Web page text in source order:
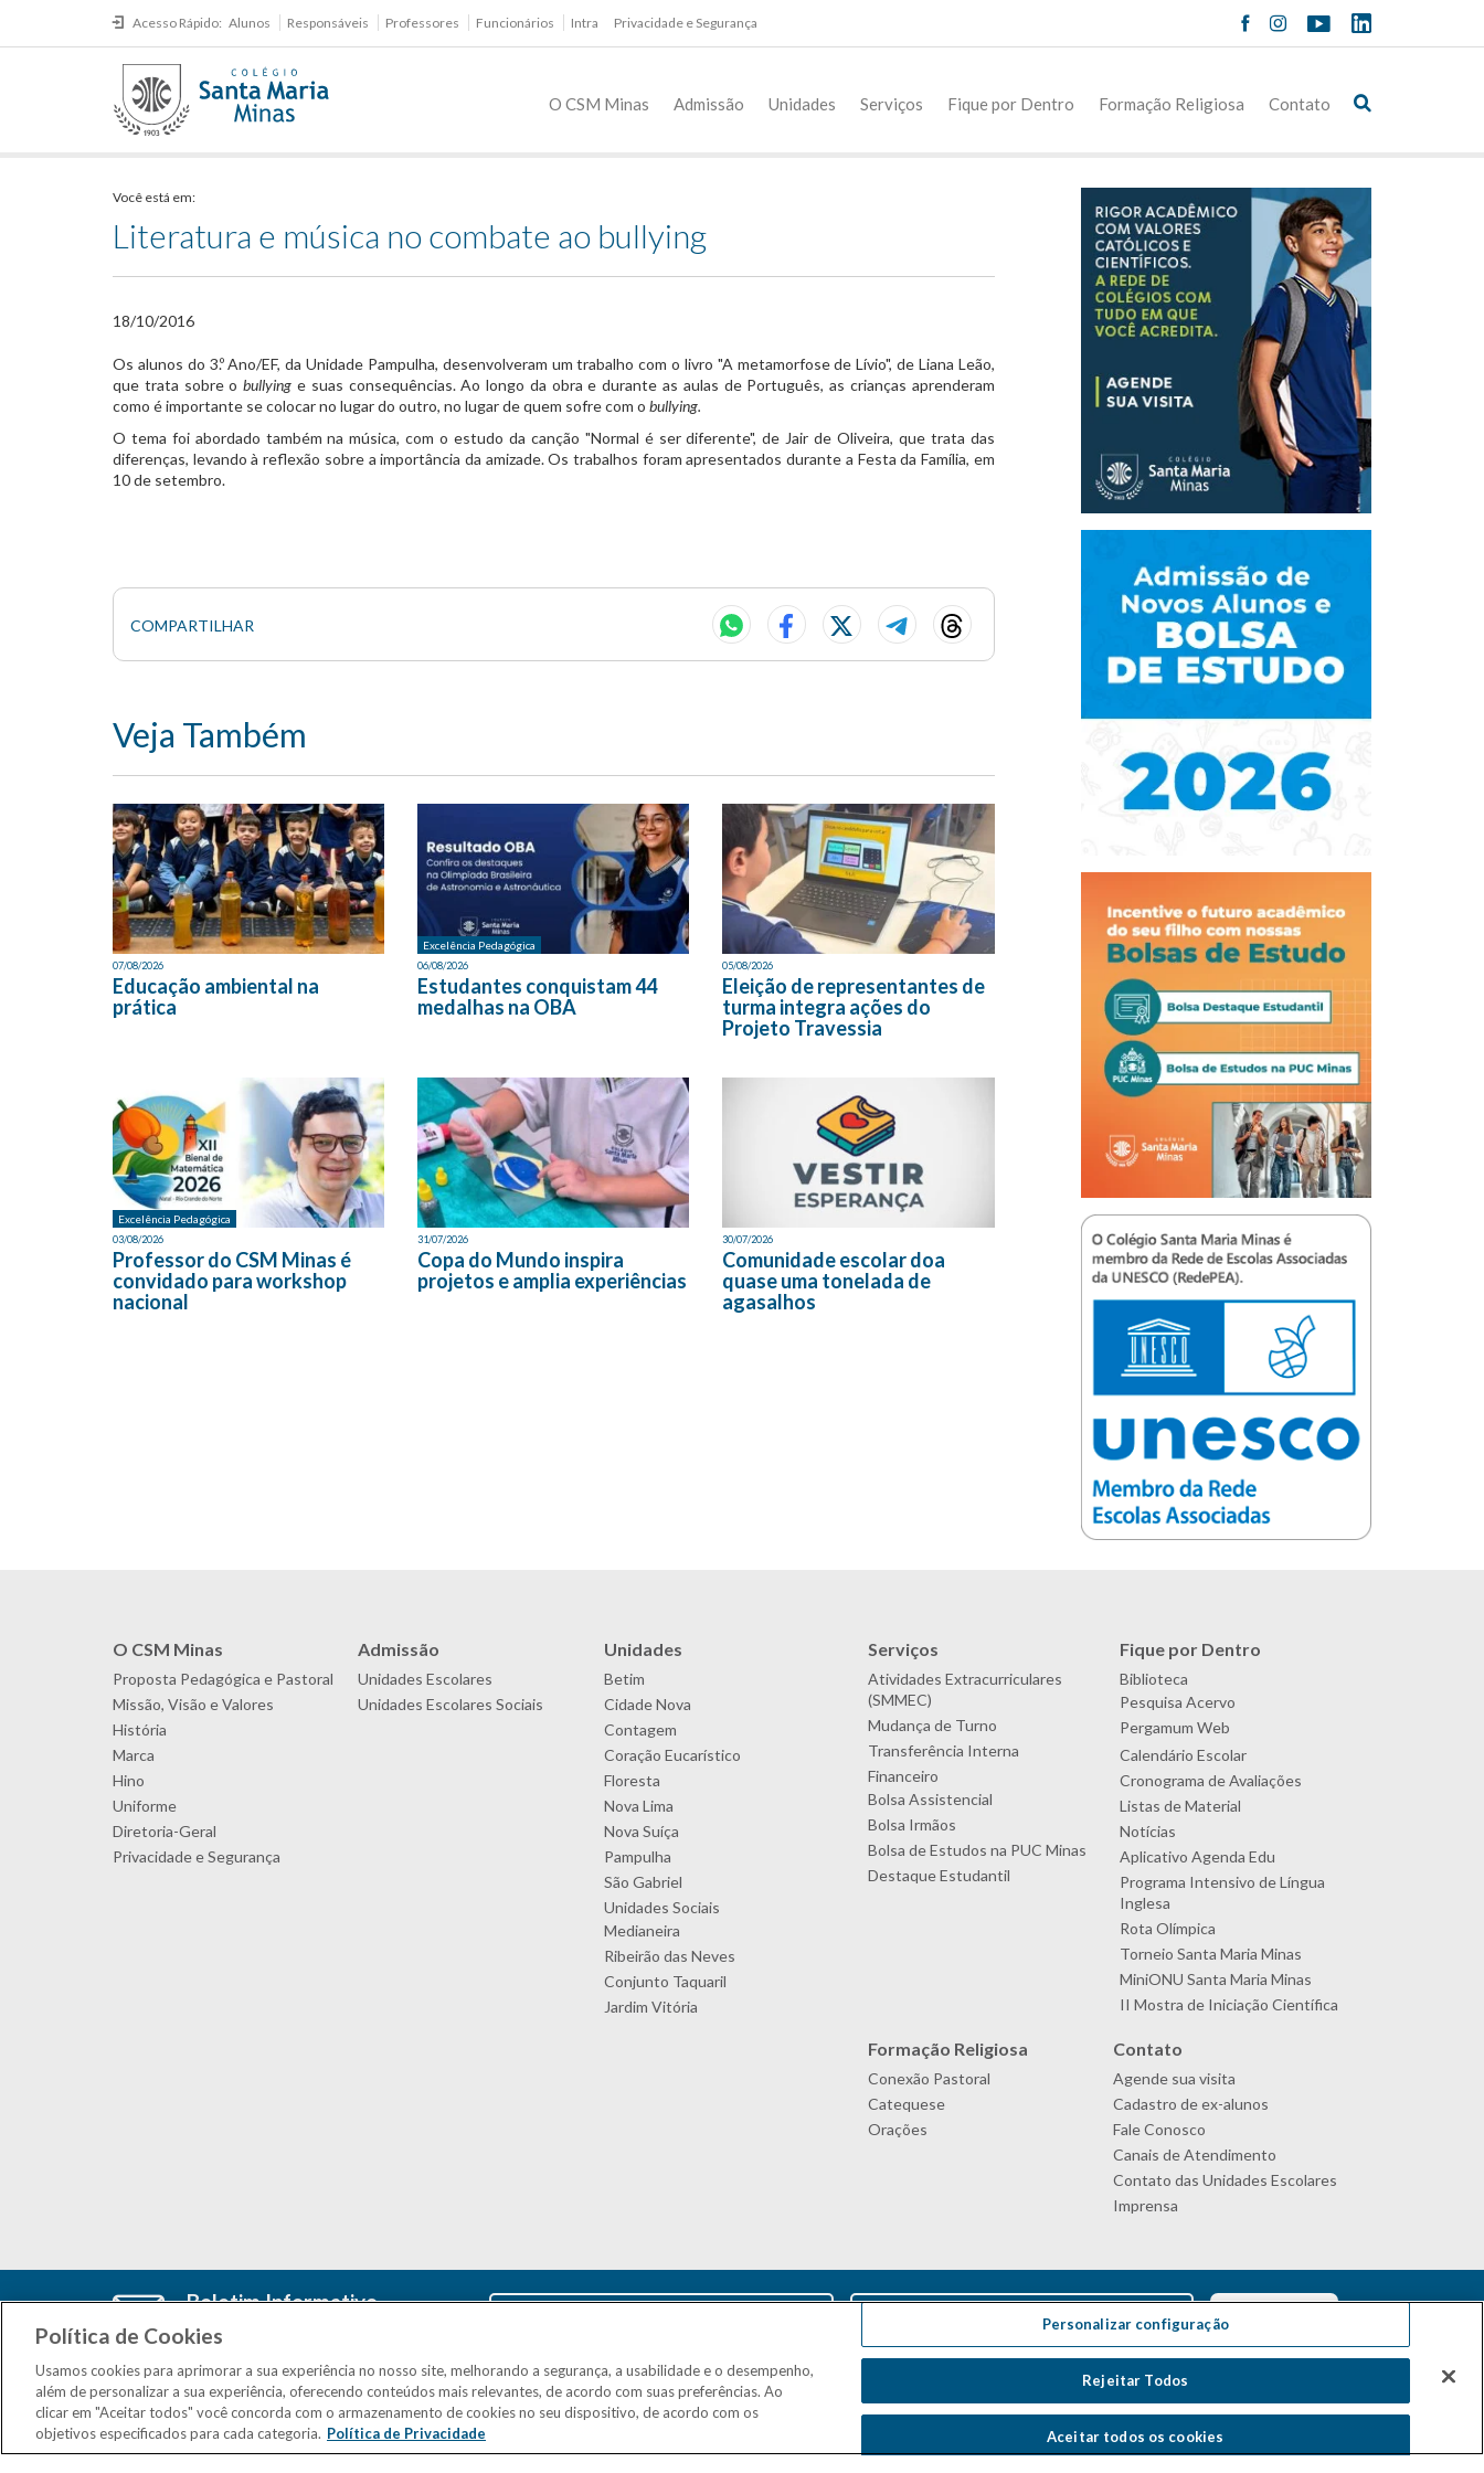
Acesso Rápido: Alunos Responsáveis Professores Funcionários Intra Privacidade e Segurança
O CSM Minas Admissão Unidades Serviços Fique por Dentro Formação Religiosa Contato
Você está em:
Literatura e música no combate ao bullying
18/10/2016
​Os alunos do 3.º Ano/EF, da Unidade Pampulha, desenvolveram um trabalho com o livro "A metamorfose de Lívio", de Liana Leão,
que trata sobre obullying e suas consequências. Ao longo da obra e durante as aulas de Português, as crianças aprenderam
como é importante se colocar no lugar do outro, no lugar de quem sofre com o bullying.
O tema foi abordado também na música, com o estudo da canção "Normal é ser diferente", de Jair de Oliveira, que trata das
diferenças, levando à reflexão sobre a importância da amizade. Os trabalhos foram apresentados durante a Festa da Família, em
10 de setembro.
COMPARTILHAR
Veja Também
07/08/2026
Educação ambiental na
prática
Excelência Pedagógica
06/08/2026
Estudantes conquistam 44
medalhas na OBA
05/08/2026
Eleição de representantes de
turma integra ações do
Projeto Travessia
Excelência Pedagógica
03/08/2026
Professor do CSM Minas é
convidado para workshop
nacional
31/07/2026
Copa do Mundo inspira
projetos e amplia experiências
30/07/2026
Comunidade escolar doa
quase uma tonelada de
agasalhos
O CSM Minas
Proposta Pedagógica e Pastoral
Missão, Visão e Valores
História
Marca
Hino
Uniforme
Diretoria-Geral
Privacidade e Segurança
Admissão
Unidades Escolares
Unidades Escolares Sociais
Unidades
Betim
Cidade Nova
Contagem
Coração Eucarístico
Floresta
Nova Lima
Nova Suíça
Pampulha
São Gabriel
Unidades Sociais
Medianeira
Ribeirão das Neves
Conjunto Taquaril
Jardim Vitória
Serviços
Atividades Extracurriculares
(SMMEC)
Mudança de Turno
Transferência Interna
Financeiro
Bolsa Assistencial
Bolsa Irmãos
Bolsa de Estudos na PUC Minas
Destaque Estudantil
Fique por Dentro
Biblioteca
Pesquisa Acervo
Pergamum Web
Calendário Escolar
Cronograma de Avaliações
Listas de Material
Notícias
Aplicativo Agenda Edu
Programa Intensivo de Língua
Inglesa
Rota Olímpica
Torneio Santa Maria Minas
MiniONU Santa Maria Minas
II Mostra de Iniciação Científica
Formação Religiosa
Conexão Pastoral
Catequese
Orações
Contato
Agende sua visita
Cadastro de ex-alunos
Fale Conosco
Canais de Atendimento
Contato das Unidades Escolares
Imprensa
Boletim Informativo
atualizações do CSM Minas no seu e-
Política de Cookies
Usamos cookies para aprimorar a sua experiência no nosso site, melhorando a segurança, a usabilidade e o desempenho,
além de personalizar a sua experiência, oferecendo conteúdos mais relevantes, de acordo com suas preferências. Ao
clicar em "Aceitar todos" você concorda com o armazenamento de cookies no seu dispositivo, de acordo com os
objetivos especificados para cada categoria. Política de Privacidade
Personalizar configuração
Rejeitar Todos
Aceitar todos os cookies